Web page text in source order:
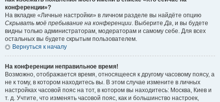
конференции»?
На вкладке «Личные настройки» в личном разделе вы найдёте опцию
Скрывать моё пребывание на конференции. ВыберитеДа, и вы будете
видны только администраторам, модераторам и самому себе. Для всех
остальных вы будете скрытым пользователем.
Вернуться к началу
На конференции неправильное время!
Возможно, отображается время, относящееся к другому часовому поясу, а
не к тому, в котором находитесь вы. В этом случае измените в личных
настройках часовой пояс на тот, в котором вы находитесь: Москва, Киев и
т. д. Учтите, что изменять часовой пояс, как и большинство настроек,